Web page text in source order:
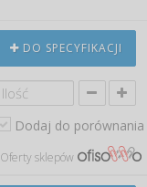
DO SPECYFIKACJI
Dodaj do porównania
Oferty sklepów